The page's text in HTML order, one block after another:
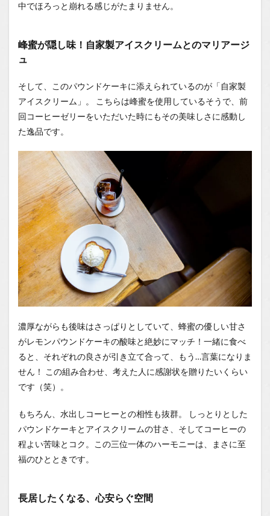
中でほろっと崩れる感じがたまりません。
峰蜜が隠し味！自家製アイスクリームとのマリアージ
ュ
そして、このパウンドケーキに添えられているのが「自家製
アイスクリーム」。 こちらは峰蜜を使用しているそうで、前
回コーヒーゼリーをいただいた時にもその美味しさに感動し
た逸品です。
濃厚ながらも後味はさっぱりとしていて、蜂蜜の優しい甘さ
がレモンパウンドケーキの酸味と絶妙にマッチ！一緒に食べ
ると、それぞれの良さが引き立て合って、もう…言葉になりま
せん！ この組み合わせ、考えた人に感謝状を贈りたいくらい
です（笑）。
もちろん、水出しコーヒーとの相性も抜群。 しっとりとした
パウンドケーキとアイスクリームの甘さ、そしてコーヒーの
程よい苦味とコク。この三位一体のハーモニーは、まさに至
福のひとときです。
長居したくなる、心安らぐ空間